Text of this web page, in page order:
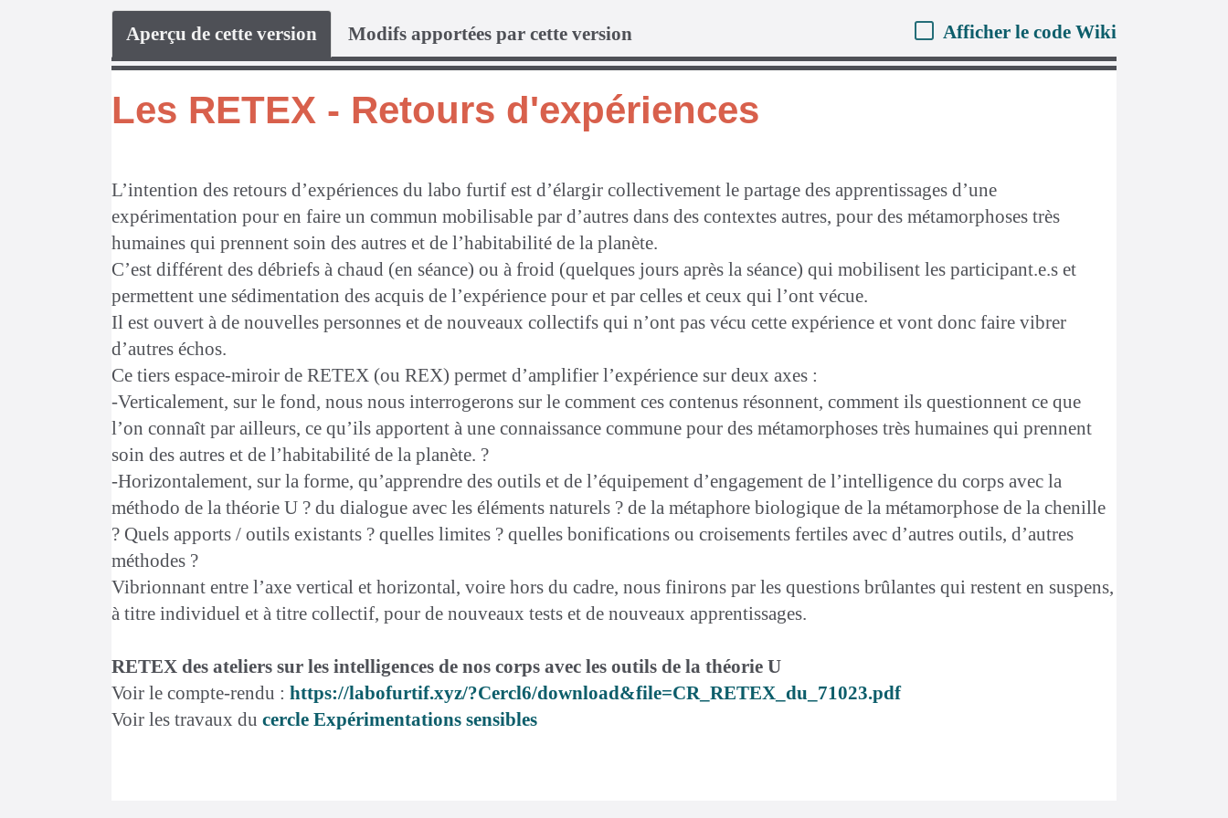
Aperçu de cette version Modifs apportées par cette version Afficher le code Wiki